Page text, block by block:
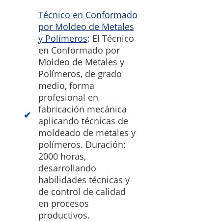
Técnico en Conformado
por Moldeo de Metales
y Polímeros: El Técnico
en Conformado por
Moldeo de Metales y
Polímeros, de grado
medio, forma
profesional en
fabricación mecánica
aplicando técnicas de
moldeado de metales y
polímeros. Duración:
2000 horas,
desarrollando
habilidades técnicas y
de control de calidad
en procesos
productivos.